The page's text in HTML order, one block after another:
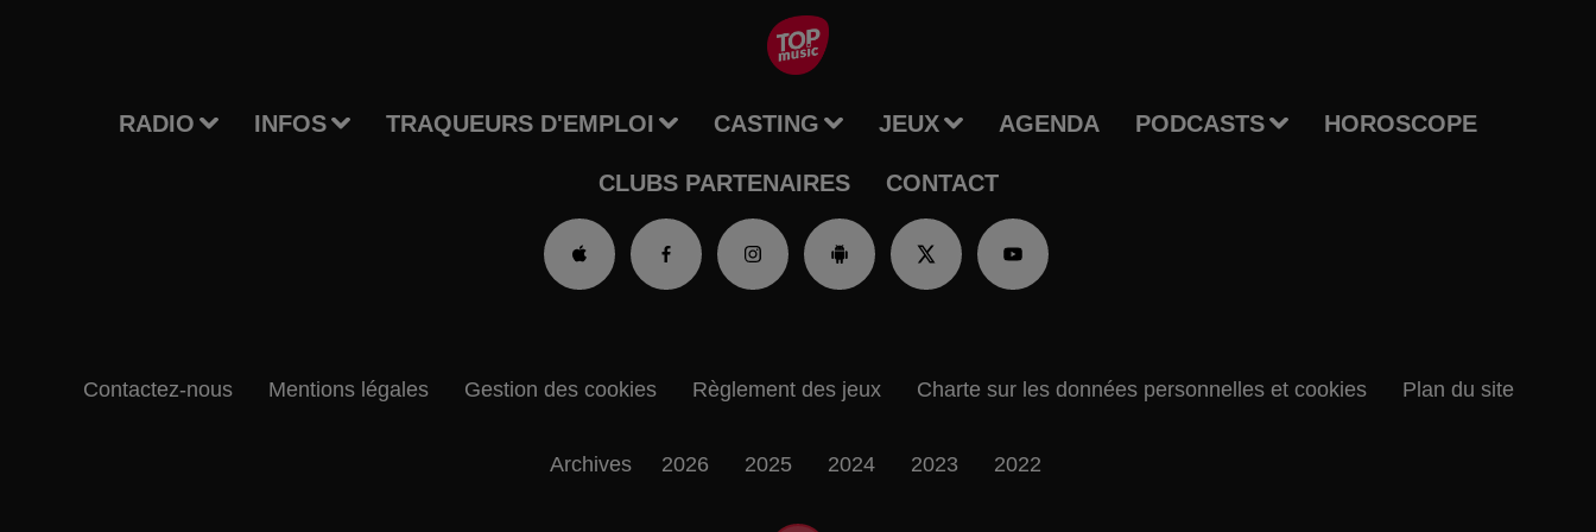
RADIO INFOS TRAQUEURS D'EMPLOI CASTING JEUX AGENDA PODCASTS HOROSCOPE
CLUBS PARTENAIRES CONTACT
Contactez-nous Mentions légales Gestion des cookies Règlement des jeux Charte sur les données personnelles et cookies Plan du site
Archives 2026 2025 2024 2023 2022